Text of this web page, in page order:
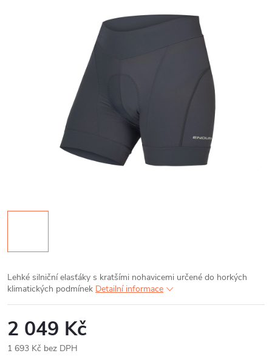
Lehké silniční elasťáky s kratšími nohavicemi určené do horkých
klimatických podmínek Detailní informace
2 049 Kč
1 693 Kč bez DPH